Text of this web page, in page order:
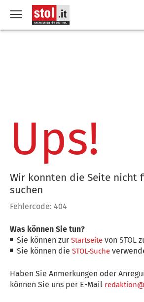
Ups!
Wir konnten die Seite nicht
suchen
Fehlercode: 404
Was können Sie tun?
Sie können zurStartseite von STOL
Sie können dieSTOL-Suche
Haben Sie Anmerkungen oder
können Sie uns per E-Mail